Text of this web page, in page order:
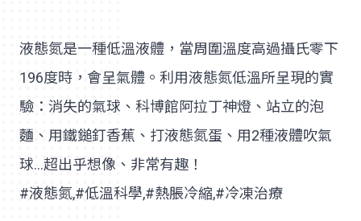
液態氮是一種低溫液體，當周圍溫度高過攝氏零下
196度時，會呈氣體。利用液態氮低溫所呈現的實
驗：消失的氣球、科博館阿拉丁神燈、站立的泡
麵、用鐵鎚釘香蕉、打液態氮蛋、用2種液體吹氣
球…超出乎想像、非常有趣！
#液態氮,#低溫科學,#熱脹冷縮,#冷凍治療